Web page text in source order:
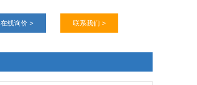
在线询价 > 联系我们 >